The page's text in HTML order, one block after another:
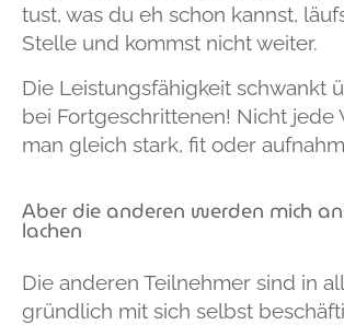
tust, was du eh schon kannst,
Stelle und kommst nicht weiter.
Die Leistungsfähigkeit schwankt
bei Fortgeschrittenen! Nicht jede
man gleich stark, fit oder
Aber die anderen werden mich
lachen
Die anderen Teilnehmer sind in
gründlich mit sich selbst